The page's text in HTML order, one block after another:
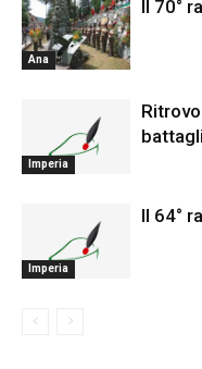
Ana
Il 70°
Imperia
Imperia
Il 64°